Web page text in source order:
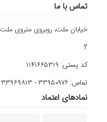
تماس با ما
خیابان ملت، روبروی متروی
2
کد پستی: ۱۱۴۱۶۶۵۳۱۹
تماس: ۳۳۹۵۰۹۷۶ - ۳۳۹۶۹۸۱۳
نمادهای اعتماد